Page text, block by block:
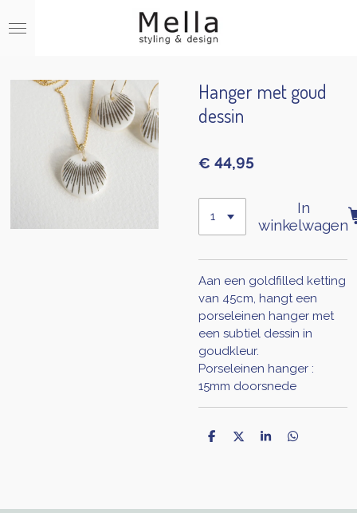
direct
hoofdinhoud
Hanger met goud
dessin
€ 44,95
In
winkelwagen
Aan een goldfilled ketting
van 45cm, hangt een
porseleinen hanger met
een subtiel dessin in
goudkleur.
Porseleinen hanger :
15mm doorsnede
D
D
S
D